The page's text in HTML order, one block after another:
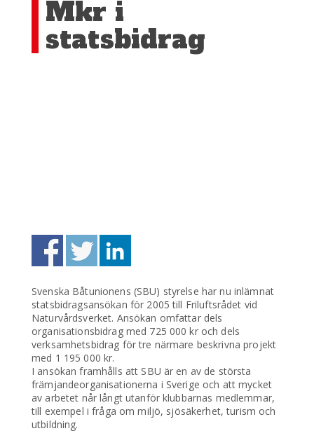
Mkr i
statsbidrag
Svenska Båtunionens (SBU) styrelse har nu inlämnat
statsbidragsansökan för 2005 till Friluftsrådet vid
Naturvårdsverket. Ansökan omfattar dels
organisationsbidrag med 725 000 kr och dels
verksamhetsbidrag för tre närmare beskrivna projekt
med 1 195 000 kr.
I ansökan framhålls att SBU är en av de största
främjandeorganisationerna i Sverige och att mycket
av arbetet når långt utanför klubbarnas medlemmar,
till exempel i fråga om miljö, sjösäkerhet, turism och
utbildning.